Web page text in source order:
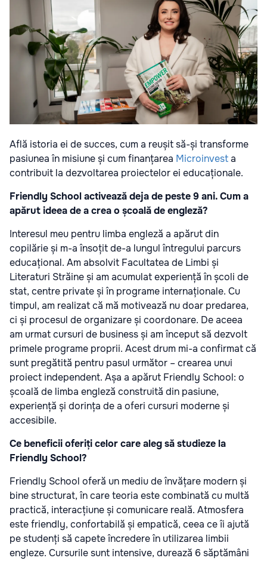
Află istoria ei de succes, cum a reușit să-și transforme
pasiunea în misiune și cum finanțarea Microinvesta
contribuit la dezvoltarea proiectelor ei educaționale.
Friendly School activează deja de peste 9 ani. Cum a
apărut ideea de a crea o școală de engleză?
Interesul meu pentru limba engleză a apărut din
copilărie și m-a însoțit de-a lungul întregului parcurs
educațional. Am absolvit Facultatea de Limbi și
Literaturi Străine și am acumulat experiență în școli de
stat, centre private și în programe internaționale. Cu
timpul, am realizat că mă motivează nu doar predarea,
ci și procesul de organizare și coordonare. De aceea
am urmat cursuri de business și am început să dezvolt
primele programe proprii. Acest drum mi-a confirmat că
sunt pregătită pentru pasul următor – crearea unui
proiect independent. Așa a apărut Friendly School: o
școală de limba engleză construită din pasiune,
experiență și dorința de a oferi cursuri moderne și
accesibile.
Ce beneficii oferiți celor care aleg să studieze la
Friendly School?
Friendly School oferă un mediu de învățare modern și
bine structurat, în care teoria este combinată cu multă
practică, interacțiune și comunicare reală. Atmosfera
este friendly, confortabilă și empatică, ceea ce îi ajută
pe studenți să capete încredere în utilizarea limbii
engleze. Cursurile sunt intensive, durează 6 săptămâni